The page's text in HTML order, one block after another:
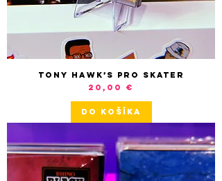
Tony Hawk’s Pro Skater
Cena
20,00 €
DO KOŠÍKA